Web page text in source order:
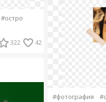
#остро
322 42
#фотография